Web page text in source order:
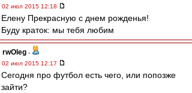
02 июл 2015 12:18
Елену Прекрасную с днем рожденья!
Буду краток: мы тебя любим
rwOleg -
02 июл 2015 12:17
Сегодня про футбол есть чего, или попозже
зайти?